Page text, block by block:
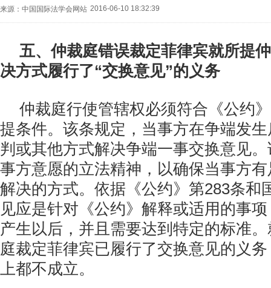
来源：中国国际法学会网站 2016-06-10 18:32:39
五、仲裁庭错误裁定菲律宾就所提
决方式履行了“交换意见”的义务
仲裁庭行使管辖权必须符合《公约
提条件。该条规定，当事方在争端发
判或其他方式解决争端一事交换意见
事方意愿的立法精神，以确保当事方
解决的方式。依据《公约》第283条和
见应是针对《公约》解释或适用的事
产生以后，并且需要达到特定的标准
庭裁定菲律宾已履行了交换意见的义
上都不成立。